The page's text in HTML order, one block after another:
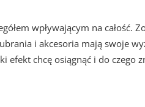
wpływającym na całość.
i akcesoria mają swoje
efekt chcę osiągnąć i do czego